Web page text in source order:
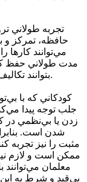
تجربه‌ طولاني
حافظه، تمرکز و
مي‌توانند کارها
مدت طولاني حفظ
بتوانند تکاليف را سازماندهي کنند و برنامه‌ريزي را ياد بگيرند.
کودکاني که با
جلب توجه پيدا
زدن يا بي‌نظمي در
شدن است.
مثبت را نيز تجربه
ممکن است و لازم
معلمان
بي‌قيد و شرط به